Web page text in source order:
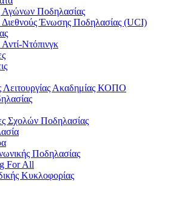
Ποδηλασίας
Διεθνούς Ένωσης Ποδηλασίας (UCI)
Ντόπινγκ
Λειτουργίας Ακαδημίας ΚΟΠΟ
Σχολών Ποδηλασίας
Ποδηλασίας
For All
Κυκλοφορίας